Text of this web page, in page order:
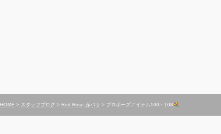
HOME > スタッフブログ > Red Rose 赤バラ > プロポーズアイテム100・108